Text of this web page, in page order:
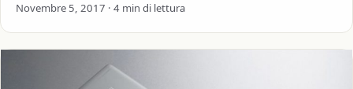
Novembre 5, 2017 · 4 min di lettura